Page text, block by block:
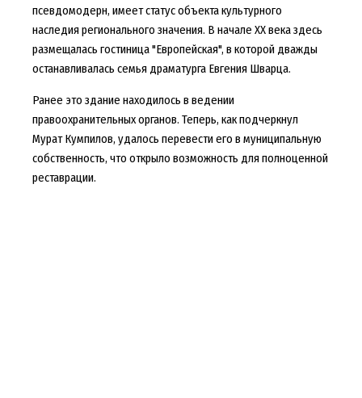
псевдомодерн, имеет статус объекта культурного
наследия регионального значения. В начале XX века здесь
размещалась гостиница "Европейская", в которой дважды
останавливалась семья драматурга Евгения Шварца.
Ранее это здание находилось в ведении
правоохранительных органов. Теперь, как подчеркнул
Мурат Кумпилов, удалось перевести его в муниципальную
собственность, что открыло возможность для полноценной
реставрации.